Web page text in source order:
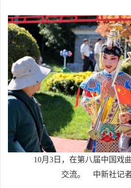
10月3日，在第八届中国戏曲
交流。 中新社记